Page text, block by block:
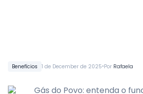
Benefícios 1 de December de 2025•Por Rafaela